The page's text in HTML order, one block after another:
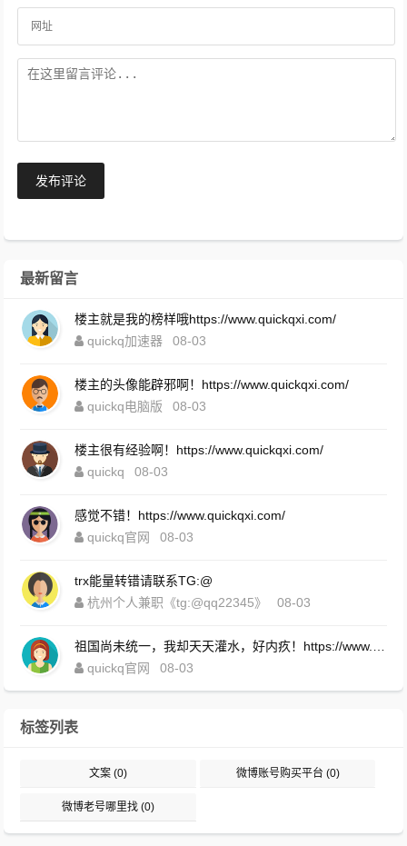
发布评论
最新留言
楼主就是我的榜样哦https://www.quickqxi.com/
quickq加速器
08-03
楼主的头像能辟邪啊！https://www.quickqxi.com/
quickq电脑版
08-03
楼主很有经验啊！https://www.quickqxi.com/
quickq
08-03
感觉不错！https://www.quickqxi.com/
quickq官网
08-03
trx能量转错请联系TG:@
杭州个人兼职《tg:@qq22345》
08-03
quickq官网
08-03
标签列表
文案 (0) 微博账号购买平台 (0)
微博老号哪里找 (0)